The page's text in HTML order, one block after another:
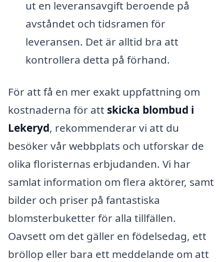
ut en leveransavgift beroende på
avståndet och tidsramen för
leveransen. Det är alltid bra att
kontrollera detta på förhand.
För att få en mer exakt uppfattning om
kostnaderna för att skicka blombud i
Lekeryd, rekommenderar vi att du
besöker vår webbplats och utforskar de
olika floristernas erbjudanden. Vi har
samlat information om flera aktörer, samt
bilder och priser på fantastiska
blomsterbuketter för alla tillfällen.
Oavsett om det gäller en födelsedag, ett
bröllop eller bara ett meddelande om att